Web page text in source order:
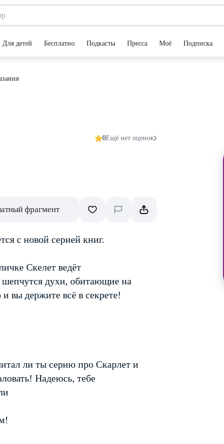
Для детей Бесплатно Подкасты Пресса Моё Подписка
0Ещё нет оценок
фрагмент
с новой серией книг.
Скелет ведёт
духи, обитающие на
вы держите всё в секрете!
ли ты серию про Скарлет и
Надеюсь, тебе